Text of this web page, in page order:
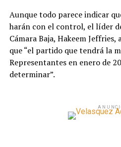
Aunque todo parece indicar
harán con el control, el líder
Cámara Baja, Hakeem
que “el partido que tendrá la
Representantes en enero de
determinar”.